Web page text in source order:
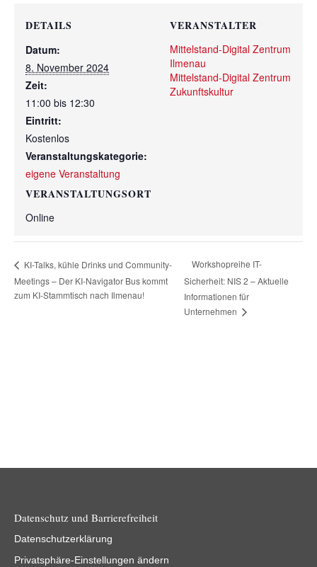
DETAILS
Datum:
8. November 2024
Zeit:
11:00 bis 12:30
Eintritt:
Kostenlos
Veranstaltungskategorie:
eigene Veranstaltung
VERANSTALTUNGSORT
Online
VERANSTALTER
Mittelstand-Digital Zentrum
Ilmenau
Mittelstand-Digital Zentrum
Zukunftskultur
KI-Talks, kühle Drinks und Community-
Meetings – Der KI-Navigator Bus kommt
zum KI-Stammtisch nach Ilmenau!
Workshopreihe IT-
Sicherheit: NIS 2 – Aktuelle
Informationen für
Unternehmen
Datenschutz und Barrierefreiheit
Datenschutzerklärung
Privatsphäre-Einstellungen ändern